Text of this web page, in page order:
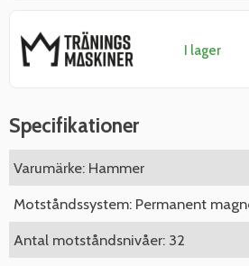
I lager
Specifikationer
Varumärke: Hammer
Motståndssystem: Permanent
Antal motståndsnivåer: 32